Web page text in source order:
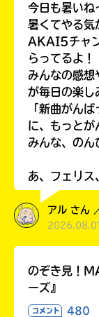
今日も暑いね
暑くてやる
AKAI5チャ
らってるよ！
みんなの感想
が毎日の楽し
「新曲がん
に、もっと
みんな、の
あ、フェリス
アル さん
のぞき見！
ーズ』
コメント 480